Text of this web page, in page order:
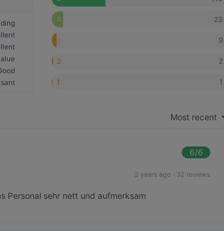
4 23
3 9
2 2
1 1
Most recent
6/6
2 years ago · 32 reviews
Personal sehr nett und aufmerksam